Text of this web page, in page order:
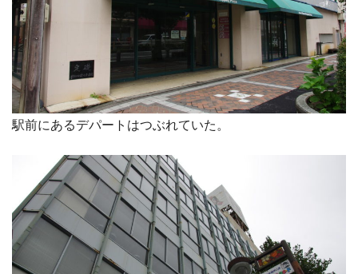
駅前にあるデパートはつぶれていた。